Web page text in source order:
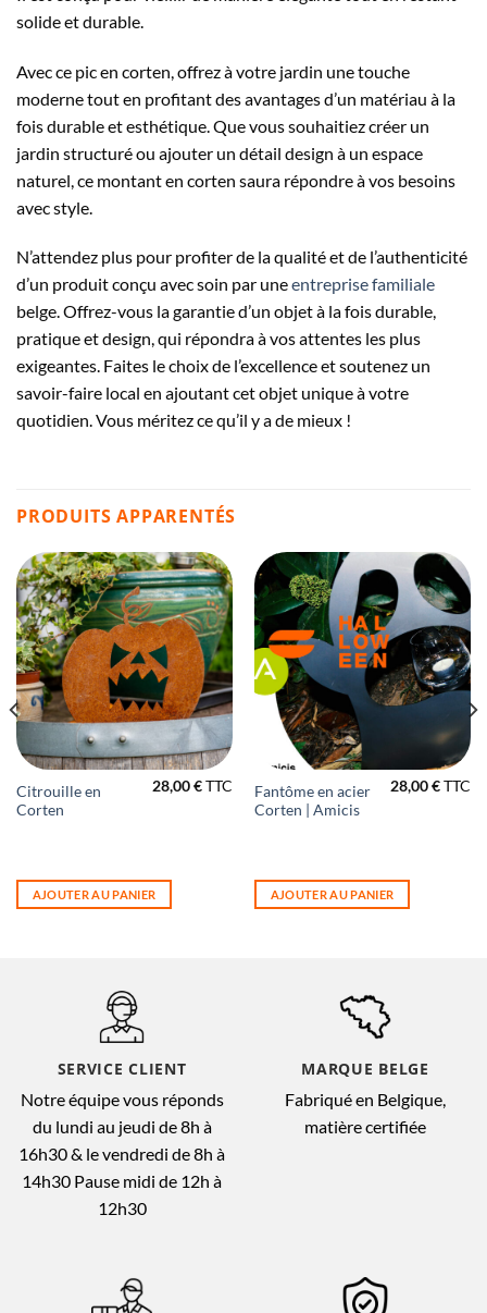
solide et durable.
Avec ce pic en corten, offrez à votre jardin une touche
moderne tout en profitant des avantages d’un matériau à la
fois durable et esthétique. Que vous souhaitiez créer un
jardin structuré ou ajouter un détail design à un espace
naturel, ce montant en corten saura répondre à vos besoins
avec style.
N’attendez plus pour profiter de la qualité et de l’authenticité
d’un produit conçu avec soin par uneentreprisefamiliale
belge. Offrez-vous la garantie d’un objet à la fois durable,
pratique et design, qui répondra à vos attentes les plus
exigeantes. Faites le choix de l’excellence et soutenez un
savoir-faire local en ajoutant cet objet unique à votre
quotidien. Vous méritez ce qu’il y a de mieux !
PRODUITS APPARENTÉS
Citrouille en
Corten
28,00€TTC
AJOUTER AU PANIER
Fantôme en acier
Corten | Amicis
28,00€TTC
AJOUTER AU PANIER
SERVICE CLIENT
Notre équipe vous réponds
du lundi au jeudi de 8h à
16h30 & le vendredi de 8h à
14h30 Pause midi de 12h à
12h30
MARQUE BELGE
Fabriqué en Belgique,
matière certifiée